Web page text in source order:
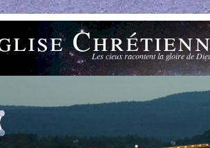
Les cieux racontent la gloire de